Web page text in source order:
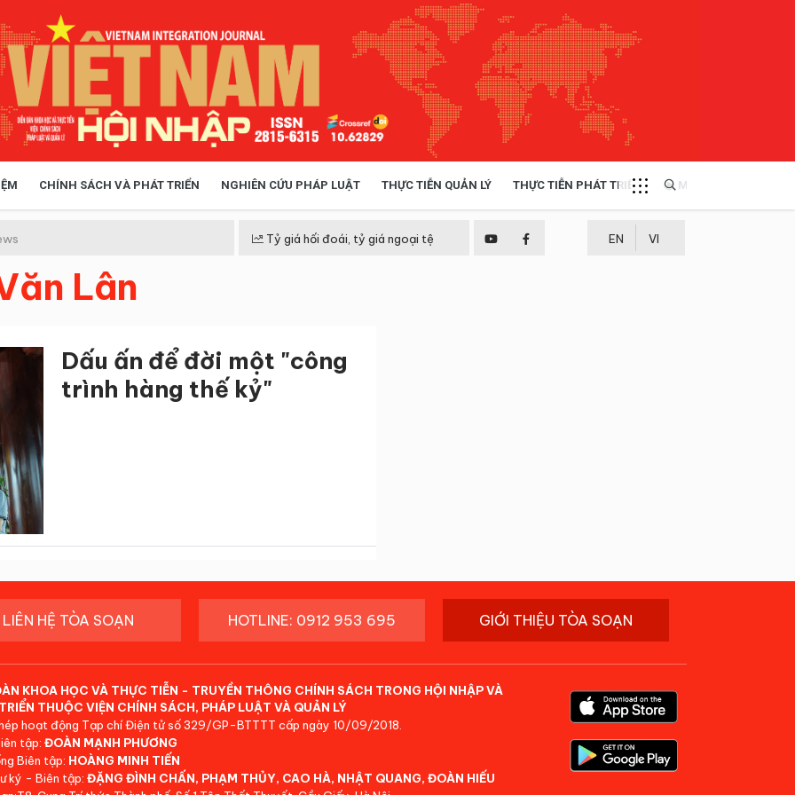
CHÍNH SÁCH VÀ PHÁT TRIỂN NGHIÊN CỨU PHÁP LUẬT THỰC TIỄN QUẢN LÝ THỰC TIỄN PHÁT TRIỂN MULTIMEDIA
Tỷ giá hối đoái, tỷ giá ngoại tệ EN VI
Lân
Dấu ấn để đời một "công
trình hàng thế kỷ"
LIÊN HỆ TÒA SOẠN HOTLINE: 0912 953 695 GIỚI THIỆU TÒA SOẠN
KHOA HỌC VÀ THỰC TIỄN - TRUYỀN THÔNG CHÍNH SÁCH TRONG HỘI NHẬP VÀ
THUỘC VIỆN CHÍNH SÁCH, PHÁP LUẬT VÀ QUẢN LÝ
hoạt động Tạp chí Điện tử số 329/GP-BTTTT cấp ngày 10/09/2018.
tập: ĐOÀN MẠNH PHƯƠNG
Biên tập: HOÀNG MINH TIẾN
ký - Biên tập: ĐẶNG ĐÌNH CHẤN, PHẠM THỦY, CAO HÀ, NHẬT QUANG, ĐOÀN HIẾU